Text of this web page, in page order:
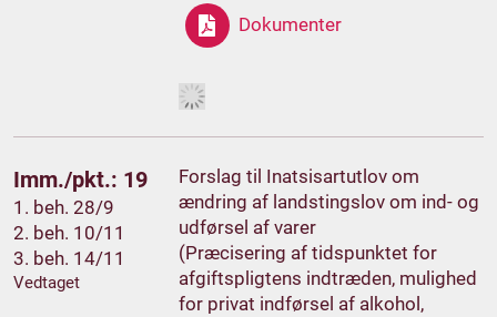
Dokumenter
Imm./pkt.: 19
1. beh. 28/9
2. beh. 10/11
3. beh. 14/11
Vedtaget
Forslag til Inatsisartutlov om
ændring af landstingslov om ind- og
udførsel af varer
(Præcisering af tidspunktet for
afgiftspligtens indtræden, mulighed
for privat indførsel af alkohol,